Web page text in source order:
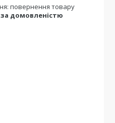
повернення товару
за домовленістю